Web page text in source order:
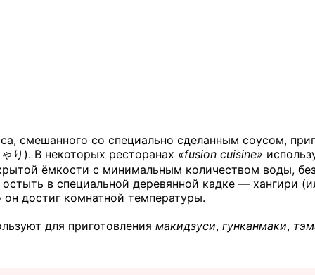
смешанного со специально сделанным соусом,
り ). В некоторых ресторанах «fusion cuisine»
ёмкости с минимальным количеством воды,
в специальной деревянной кадке — хангири
достиг комнатной температуры.
для приготовления макидзуси, гунканмаки,